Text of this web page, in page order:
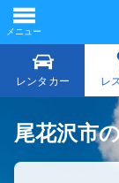
尾花沢市